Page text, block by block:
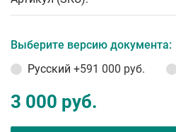
Выберите версию документа:
Русский +591 000 руб.
3 000 руб.